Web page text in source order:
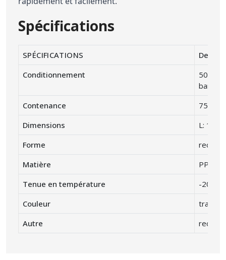
Spécifications
SPÉCIFICATIONS
Conditionnement
50
Contenance
750 cc
Dimensions
L: 180
Forme
Matière
PP
Tenue en température
-20° C
Couleur
Autre